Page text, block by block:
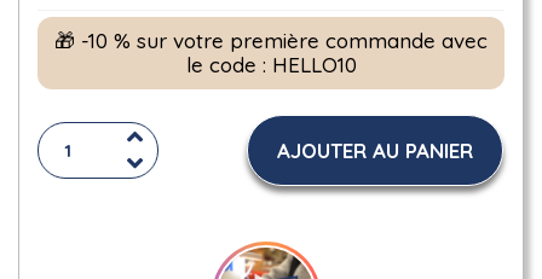
🎁 -10 % sur votre première commande avec
le code : HELLO10
AJOUTER AU PANIER